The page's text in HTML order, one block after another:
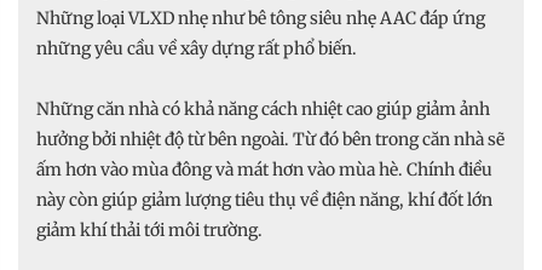
Những loại VLXD nhẹ như bê tông siêu nhẹ AAC đáp ứng
những yêu cầu về xây dựng rất phổ biến.
Những căn nhà có khả năng cách nhiệt cao giúp giảm ảnh
hưởng bởi nhiệt độ từ bên ngoài. Từ đó bên trong căn nhà sẽ
ấm hơn vào mùa đông và mát hơn vào mùa hè. Chính điều
này còn giúp giảm lượng tiêu thụ về điện năng, khí đốt lớn
giảm khí thải tới môi trường.